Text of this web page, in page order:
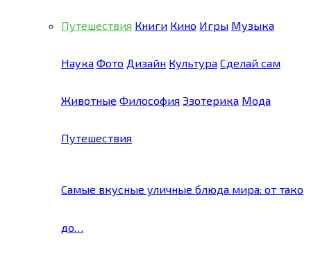
Путешествия Книги Кино Игры Музыка
Наука Фото Дизайн Культура Сделай сам
Животные Философия Эзотерика Мода
Путешествия
Самые вкусные уличные блюда мира: от тако
до…